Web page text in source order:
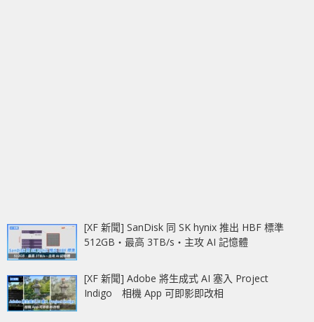
[XF 新聞] SanDisk 同 SK hynix 推出 HBF 標準
512GB‧最高 3TB/s‧主攻 AI 記憶體
[XF 新聞] Adobe 將生成式 AI 塞入 Project
Indigo 相機 App 可即影即改相